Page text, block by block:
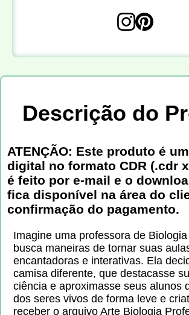
Descrição do
ATENÇÃO: Este produto é
digital no formato CDR (.cdr
é feito por e-mail e o
fica disponível na área do
confirmação do pagamento.
Imagine uma professora de
busca maneiras de tornar suas
encantadoras e interativas. Ela
camisa diferente, que destacasse
ciência e aproximasse seus alunos
dos seres vivos de forma leve e
receber o arquivo Arte Biologia